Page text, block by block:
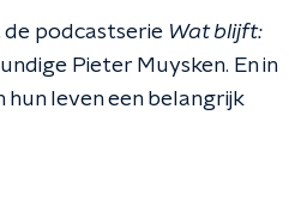
de podcastserie Wat blijft:
Pieter Muysken. En in
hun leven een belangrijk